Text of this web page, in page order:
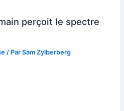
perçoit le spectre
/ ParSam Zylberberg